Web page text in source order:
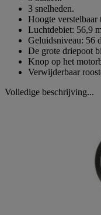
3 snelheden.
Hoogte verstelbaar
Luchtdebiet: 56,9
Geluidsniveau: 56
De grote driepoot
Knop op het
Verwijderbaar
Volledige beschrijving...